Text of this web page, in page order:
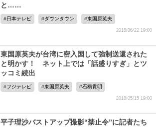
と……
日本テレビ ダウンタウン 東国原英夫
2018/06/22 19:00
東国原英夫が台湾に密入国して強制送還された
と明かす！ ネット上では「話盛りすぎ」とツ
ッコミ続出
フジテレビ 東国原英夫 石橋貴明
2018/05/15 19:00
平子理沙バストアップ撮影“禁止令”に記者たち